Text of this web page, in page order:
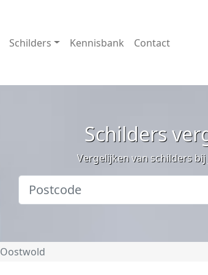
Schilders Kennisbank Contact
Schilders
Vergelijken van schilders
Oostwold